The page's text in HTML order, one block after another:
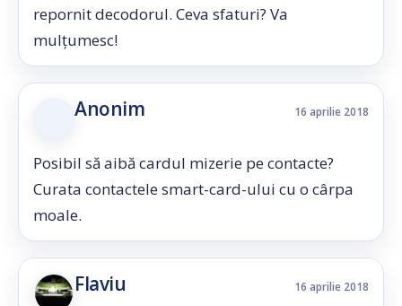
repornit decodorul. Ceva sfaturi? Va
mulțumesc!
Anonim 16 aprilie 2018
Posibil să aibă cardul mizerie pe contacte?
Curata contactele smart-card-ului cu o cârpa
moale.
Flaviu 16 aprilie 2018